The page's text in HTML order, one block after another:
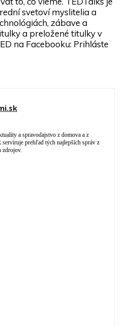
svetoví myslitelia a
zábave a
a preložené titulky v
na Facebooku: Prihláste
a spravodajstvo z domova a z
servíruje prehľad tých najlepších správ z
zdrojov.